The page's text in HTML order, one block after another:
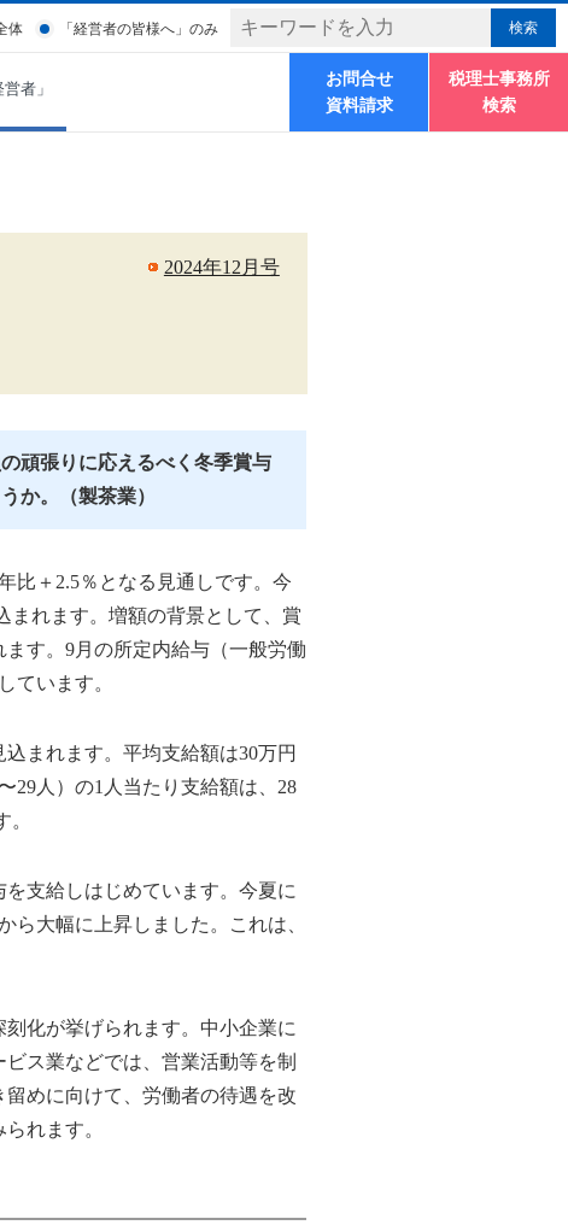
体 「経営者の皆様へ」のみ
者」
お問合せ
資料請求
税理士事務所
検索
2024年12月号
頑張りに応えるべく冬季賞与
か。（製茶業）
比＋2.5％となる見通しです。今
まれます。増額の背景として、賞
す。9月の所定内給与（一般労働
ています。
まれます。平均支給額は30万円
29人）の1人当たり支給額は、28
支給しはじめています。今夏に
ら大幅に上昇しました。これは、
化が挙げられます。中小企業に
ス業などでは、営業活動等を制
めに向けて、労働者の待遇を改
れます。